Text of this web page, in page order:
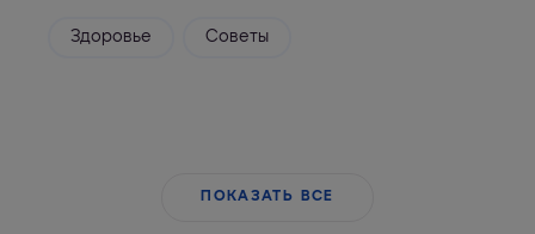
Здоровье Советы
ПОКАЗАТЬ ВСЕ